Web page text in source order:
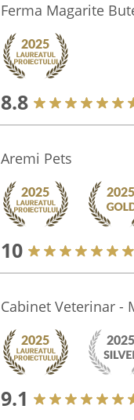
Ferma Magarite
8.8
Aremi Pets
10
Cabinet Veterinar -
9.1